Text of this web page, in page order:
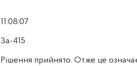
11:08:07
За-415
Рішення прийнято. Отже це